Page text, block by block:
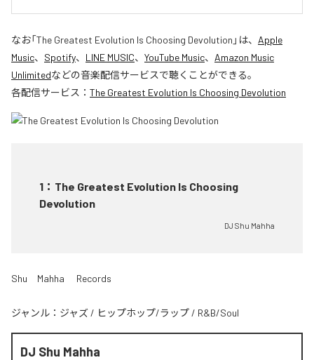
なお「The Greatest Evolution Is Choosing Devolution 」は、 Apple
Music、 Spotify、 LINE MUSIC、 YouTube Music、 Amazon Music
Unlimitedなどの音楽配信サービスで聴くことができる。
各配信サービス： The Greatest Evolution Is Choosing Devolution
1 ： The Greatest Evolution Is Choosing
Devolution
DJ Shu Mahha
Shu Mahha Records
ジャンル： ジャズ / ヒップホップ/ラップ / R&B/Soul
DJ Shu Mahha